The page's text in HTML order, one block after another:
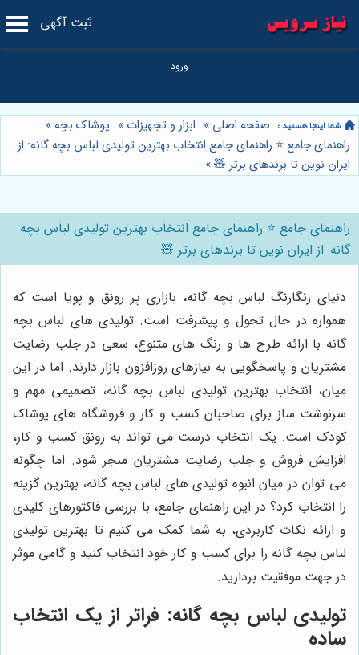
ثبت آگهی
صفحه اصلی » ابزار و تجهیزات » پوشاک بچه»
راهنمای جامع ⭐️ راهنمای جامع انتخاب بهترین تولیدی لباس بچه گانه: از
ایران نوین تا برندهای برتر 🧸»
راهنمای جامع ⭐️ راهنمای جامع انتخاب بهترین تولیدی لباس بچه
گانه: از ایران نوین تا برندهای برتر 🧸
دنیای رنگارنگ لباس بچه گانه، بازاری پر رونق و پویا است که
همواره در حال تحول و پیشرفت است. تولیدی های لباس بچه
گانه با ارائه طرح ها و رنگ های متنوع، سعی در جلب رضایت
مشتریان و پاسخگویی به نیازهای روزافزون بازار دارند. اما در این
میان، انتخاب بهترین تولیدی لباس بچه گانه، تصمیمی مهم و
سرنوشت ساز برای صاحبان کسب و کار و فروشگاه های پوشاک
کودک است. یک انتخاب درست می تواند به رونق کسب و کار،
افزایش فروش و جلب رضایت مشتریان منجر شود. اما چگونه
می توان در میان انبوه تولیدی های لباس بچه گانه، بهترین گزینه
را انتخاب کرد؟ در این راهنمای جامع، با بررسی فاکتورهای کلیدی
و ارائه نکات کاربردی، به شما کمک می کنیم تا بهترین تولیدی
لباس بچه گانه را برای کسب و کار خود انتخاب کنید و گامی موثر
در جهت موفقیت بردارید.
تولیدی لباس بچه گانه: فراتر از یک انتخاب
ساده